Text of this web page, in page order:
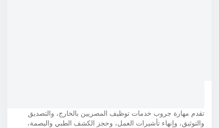
تقدم مهارة جروب خدمات توظيف المصريين بالخارج، والتصديق
والتوثيق، وإنهاء تأشيرات العمل، وحجز الكشف الطبي والبصمة،